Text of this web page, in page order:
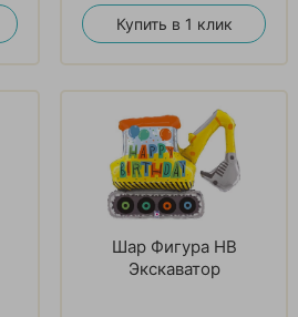
Купить в 1 клик
Шар Фигура HB
Экскаватор